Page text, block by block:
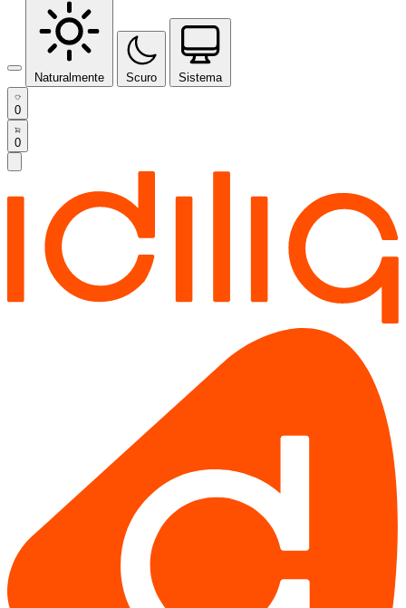
Naturalmente Scuro Sistema
0
0